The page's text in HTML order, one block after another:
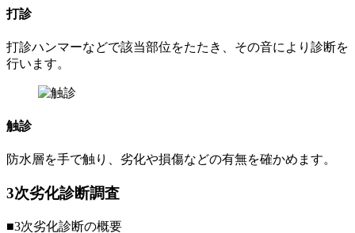
打診
打診ハンマーなどで該当部位をたたき、その音により診断を
行います。
触診
防水層を手で触り、劣化や損傷などの有無を確かめます。
3次劣化診断調査
■3次劣化診断の概要